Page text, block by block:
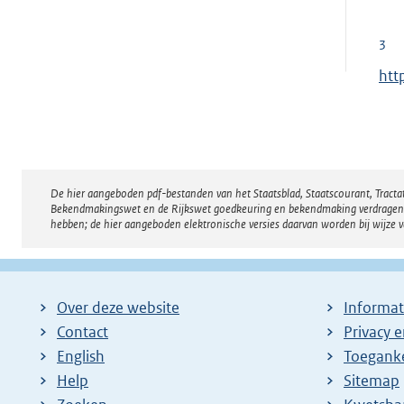
l
i
e
n
n
k
:
3
E
n
e
i
k
:
Disclaimer
De hier aangeboden pdf-bestanden van het Staatsblad, Staatscourant,
Bekendmakingswet en de Rijkswet goedkeuring en bekendmaking
hebben; de hier aangeboden elektronische versies daarvan worden bij wijze
Over deze website
Contact
English
Help
Privacy
Sitemap